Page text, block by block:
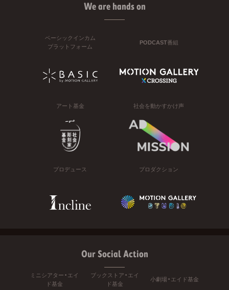
We are hands on
ベーシックインカム
プラットフォーム
PODCAST番組
アート基金 社会を動かすかけ声
プロデュース プロダクション
Our Social Action
ミニシアター・エイ
ド基金
ブックストア・エイ
ド基金
小劇場・エイド基金